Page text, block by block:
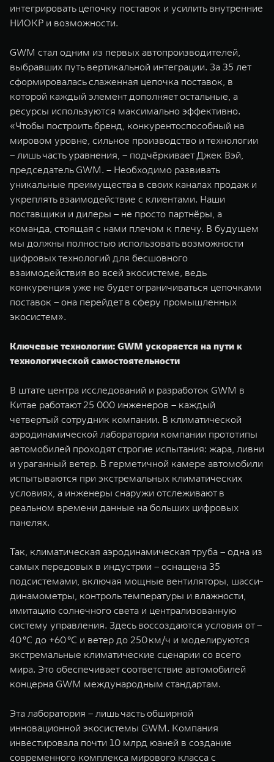
интегрировать цепочку поставок и усилить внутренние
НИОКР и возможности.
GWM стал одним из первых автопроизводителей,
выбравших путь вертикальной интеграции. За 35 лет
сформировалась слаженная цепочка поставок, в
которой каждый элемент дополняет остальные, а
ресурсы используются максимально эффективно.
«Чтобы построить бренд, конкурентоспособный на
мировом уровне, сильное производство и технологии
– лишь часть уравнения, – подчёркивает Джек Вэй,
председатель GWM. – Необходимо развивать
уникальные преимущества в своих каналах продаж и
укреплять взаимодействие с клиентами. Наши
поставщики и дилеры – не просто партнёры, а
команда, стоящая с нами плечом к плечу. В будущем
мы должны полностью использовать возможности
цифровых технологий для бесшовного
взаимодействия во всей экосистеме, ведь
конкуренция уже не будет ограничиваться цепочками
поставок – она перейдет в сферу промышленных
экосистем».
Ключевые технологии: GWM ускоряется на пути к
технологической самостоятельности
В штате центра исследований и разработок GWM в
Китае работают 25 000 инженеров – каждый
четвертый сотрудник компании. В климатической
аэродинамической лаборатории компании прототипы
автомобилей проходят строгие испытания: жара, ливни
и ураганный ветер. В герметичной камере автомобили
испытываются при экстремальных климатических
условиях, а инженеры снаружи отслеживают в
реальном времени данные на больших цифровых
панелях.
Так, климатическая аэродинамическая труба – одна из
самых передовых в индустрии – оснащена 35
подсистемами, включая мощные вентиляторы, шасси-
динамометры, контроль температуры и влажности,
имитацию солнечного света и централизованную
систему управления. Здесь воссоздаются условия от –
40 °C до +60 °C и ветер до 250 км/ч и моделируются
экстремальные климатические сценарии со всего
мира. Это обеспечивает соответствие автомобилей
концерна GWM международным стандартам.
Эта лаборатория – лишь часть обширной
инновационной экосистемы GWM. Компания
инвестировала почти 10 млрд юаней в создание
современного комплекса мирового класса с